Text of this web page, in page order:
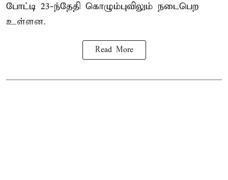
போட்டி 23-ந்தேதி கொழும்புவிலும் நடைபெற
உள்ளன.
Read More